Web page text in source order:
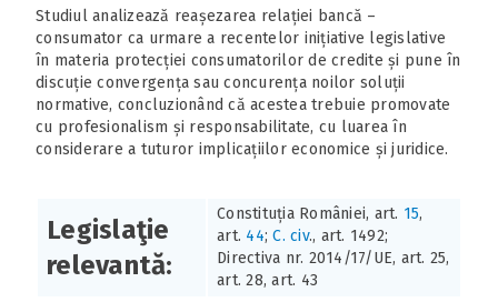
Studiul analizează reașezarea relației bancă –
consumator ca urmare a recentelor inițiative legislative
în materia protecției consumatorilor de credite și pune în
discuție convergența sau concurența noilor soluții
normative, concluzionând că acestea trebuie promovate
cu profesionalism și responsabilitate, cu luarea în
considerare a tuturor implicațiilor economice și juridice.
Legislaţie
relevantă:
Constituția României, art. 15,
art. 44;C. civ., art. 1492;
Directiva nr. 2014/17/UE, art. 25,
art. 28, art. 43